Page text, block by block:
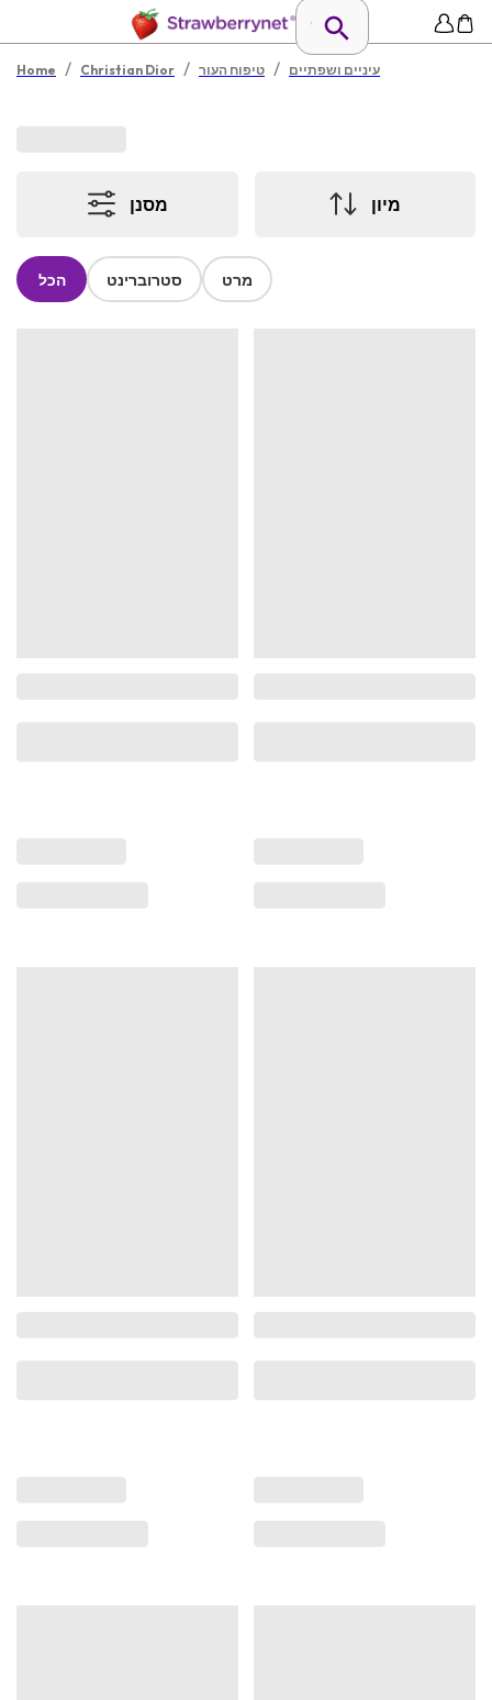
Home / Christian Dior / טיפוח העור / עיניים ושפתיים
מסנן מיון
הכל סטרוברינט מרט